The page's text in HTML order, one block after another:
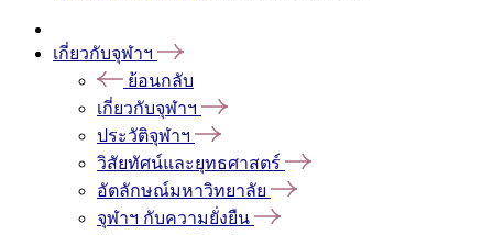
เกี่ยวกับจุฬาฯ
ย้อนกลับ
เกี่ยวกับจุฬาฯ
ประวัติจุฬาฯ
วิสัยทัศน์และยุทธศาสตร์
อัตลักษณ์มหาวิทยาลัย
จุฬาฯ กับความยั่งยืน